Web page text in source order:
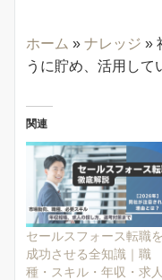
ホーム » ナレッジ »
うに貯め、活用して
関連
セールスフォース転職を
成功させる全知識｜職
種・スキル・年収・求人